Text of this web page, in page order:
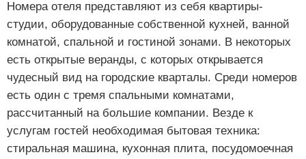
Номера отеля представляют из себя квартиры-
студии, оборудованные собственной кухней, ванной
комнатой, спальной и гостиной зонами. В некоторых
есть открытые веранды, с которых открывается
чудесный вид на городские кварталы. Среди номеров
есть один с тремя спальными комнатами,
рассчитанный на большие компании. Везде к
услугам гостей необходимая бытовая техника:
стиральная машина, кухонная плита, посудомоечная